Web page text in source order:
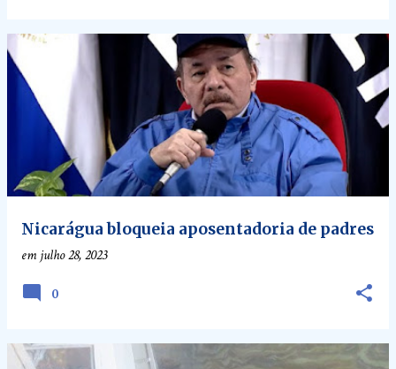
Nicarágua bloqueia aposentadoria de padres
emjulho 28, 2023
0